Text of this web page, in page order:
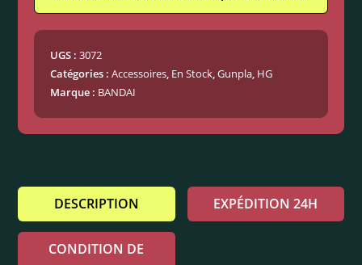
UGS :3072
Catégories :Accessoires, En Stock,Gunpla, HG
Marque : BANDAI
DESCRIPTION EXPÉDITION 24H
CONDITION DE